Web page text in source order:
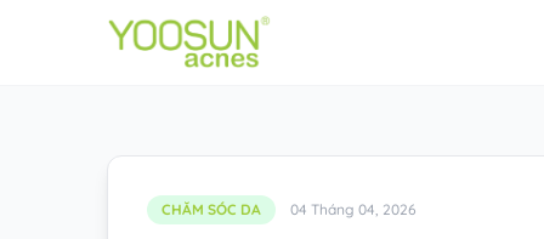
CHĂM SÓC DA 04 Tháng 04, 2026